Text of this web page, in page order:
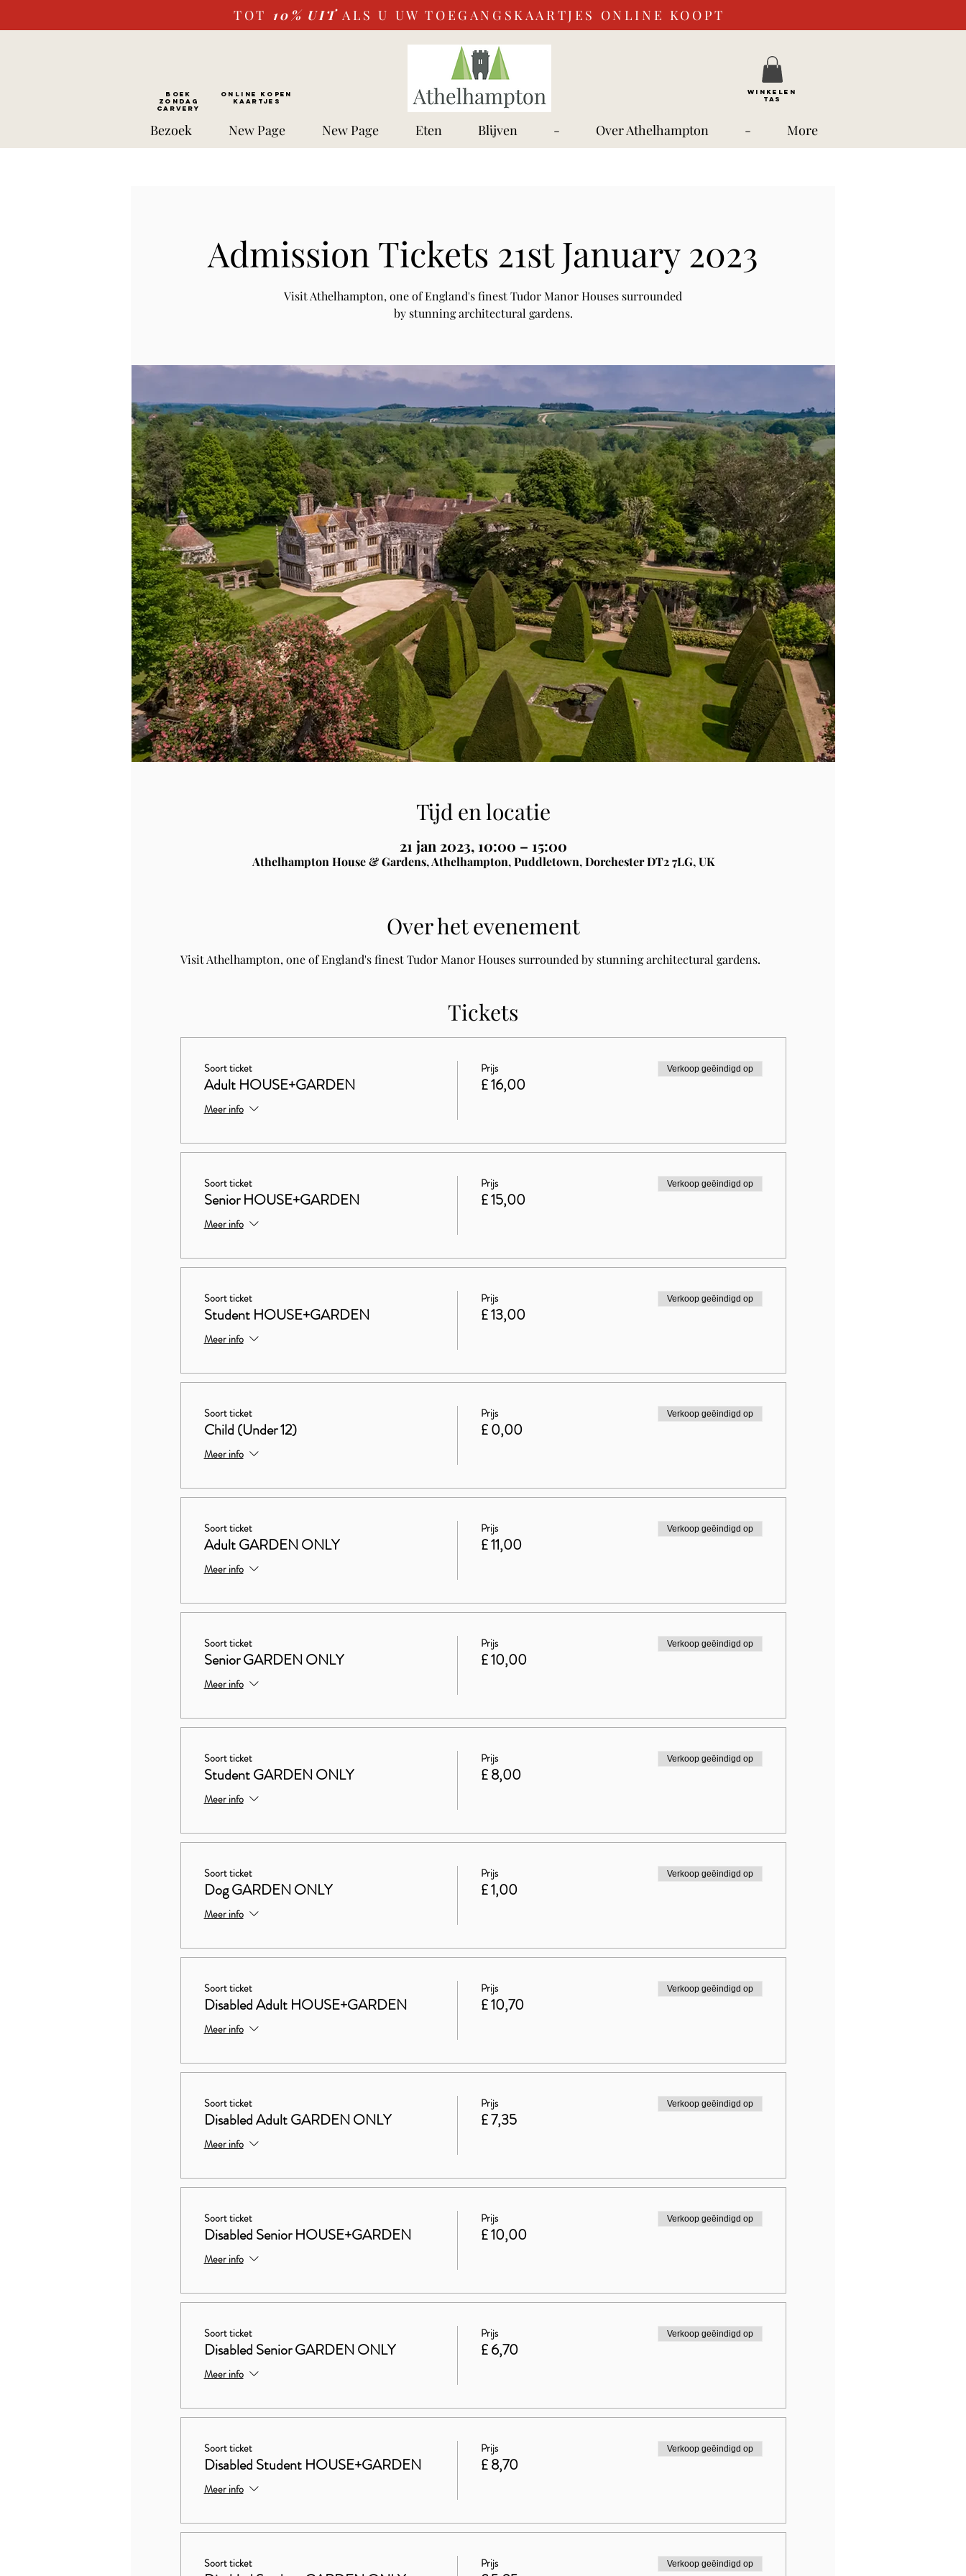
TOT 10% UIT ALS U UW TOEGANGSKAARTJES ONLINE KOOPT
BOEK
ZONDAG
CARVERY
ONLINE kopen
Kaartjes
WINKELEN
TAS
Bezoek New Page New Page Eten Blijven - Over Athelhampton - More
Admission Tickets 21st January 2023
Visit Athelhampton, one of England's finest Tudor Manor Houses surrounded
by stunning architectural gardens.
Tijd en locatie
21 jan 2023, 10:00 – 15:00
Athelhampton House & Gardens, Athelhampton, Puddletown, Dorchester DT2 7LG, UK
Over het evenement
Visit Athelhampton, one of England's finest Tudor Manor Houses surrounded by stunning architectural gardens.
Tickets
Soort ticket
Adult HOUSE+GARDEN
Meer info
Prijs
£ 16,00
Verkoop geëindigd op
Soort ticket
Senior HOUSE+GARDEN
Meer info
Prijs
£ 15,00
Verkoop geëindigd op
Soort ticket
Student HOUSE+GARDEN
Meer info
Prijs
£ 13,00
Verkoop geëindigd op
Soort ticket
Child (Under 12)
Meer info
Prijs
£ 0,00
Verkoop geëindigd op
Soort ticket
Adult GARDEN ONLY
Meer info
Prijs
£ 11,00
Verkoop geëindigd op
Soort ticket
Senior GARDEN ONLY
Meer info
Prijs
£ 10,00
Verkoop geëindigd op
Soort ticket
Student GARDEN ONLY
Meer info
Prijs
£ 8,00
Verkoop geëindigd op
Soort ticket
Dog GARDEN ONLY
Meer info
Prijs
£ 1,00
Verkoop geëindigd op
Soort ticket
Disabled Adult HOUSE+GARDEN
Meer info
Prijs
£ 10,70
Verkoop geëindigd op
Soort ticket
Disabled Adult GARDEN ONLY
Meer info
Prijs
£ 7,35
Verkoop geëindigd op
Soort ticket
Disabled Senior HOUSE+GARDEN
Meer info
Prijs
£ 10,00
Verkoop geëindigd op
Soort ticket
Disabled Senior GARDEN ONLY
Meer info
Prijs
£ 6,70
Verkoop geëindigd op
Soort ticket
Disabled Student HOUSE+GARDEN
Meer info
Prijs
£ 8,70
Verkoop geëindigd op
Soort ticket Prijs Verkoop geëindigd op